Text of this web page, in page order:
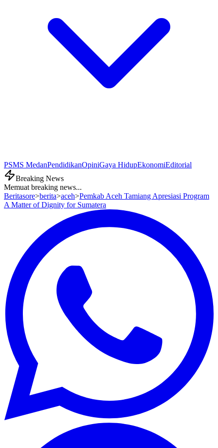
PSMS MedanPendidikanOpiniGaya HidupEkonomiEditorial
Breaking News
Memuat breaking news...
Beritasore>berita>aceh>Pemkab Aceh Tamiang Apresiasi Program
A Matter of Dignity for Sumatera